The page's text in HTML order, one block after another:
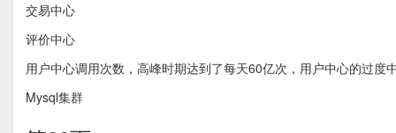
交易中心
评价中心
用户中心调用次数，高峰时期达到了每天60亿次，用户中心的过
Mysql集群